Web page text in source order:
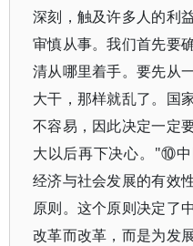
深刻，触及许多人的利
审慎从事。我们首先要
清从哪里着手。要先从
大干，那样就乱了。国
不容易，因此决定一定
大以后再下决心。"⑩
经济与社会发展的有效
原则。这个原则决定了
改革而改革，而是为发